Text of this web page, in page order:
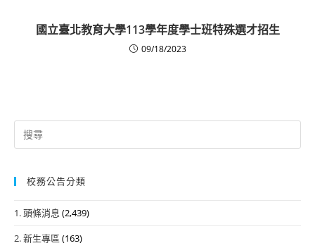
國立臺北教育大學113學年度學士班特殊選才招生
09/18/2023
Search
for:
校務公告分類
1. 頭條消息 (2,439)
2. 新生專區 (163)